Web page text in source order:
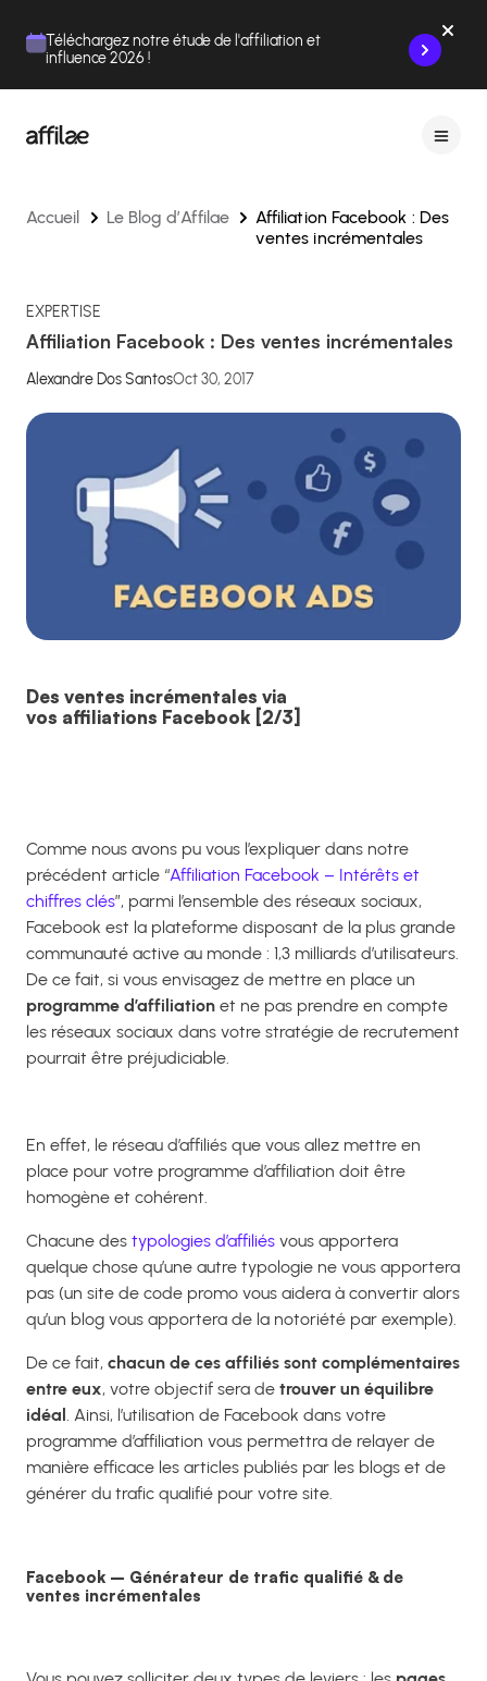
Téléchargez notre étude de l'affiliation et
influence 2026 !
Accueil Le Blog d’Affilae
Affiliation Facebook : Des
ventes incrémentales
EXPERTISE
Affiliation Facebook : Des ventes incrémentales
Alexandre Dos SantosOct 30, 2017
Des ventes incrémentales via
vos affiliations Facebook [2/3]
Comme nous avons pu vous l’expliquer dans notre
précédent article “Affiliation Facebook – Intérêts et
chiffres clés”, parmi l’ensemble des réseaux sociaux,
Facebook est la plateforme disposant de la plus grande
communauté active au monde : 1,3 milliards d’utilisateurs.
De ce fait, si vous envisagez de mettre en place un
programme d’affiliation et ne pas prendre en compte
les réseaux sociaux dans votre stratégie de recrutement
pourrait être préjudiciable.
En effet, le réseau d’affiliés que vous allez mettre en
place pour votre programme d’affiliation doit être
homogène et cohérent.
Chacune des typologies d’affiliés vous apportera
quelque chose qu’une autre typologie ne vous apportera
pas (un site de code promo vous aidera à convertir alors
qu’un blog vous apportera de la notoriété par exemple).
De ce fait, chacun de ces affiliés sont complémentaires
entre eux, votre objectif sera de trouver un équilibre
idéal . Ainsi, l’utilisation de Facebook dans votre
programme d’affiliation vous permettra de relayer de
manière efficace les articles publiés par les blogs et de
générer du trafic qualifié pour votre site.
Facebook – Générateur de trafic qualifié & de
ventes incrémentales